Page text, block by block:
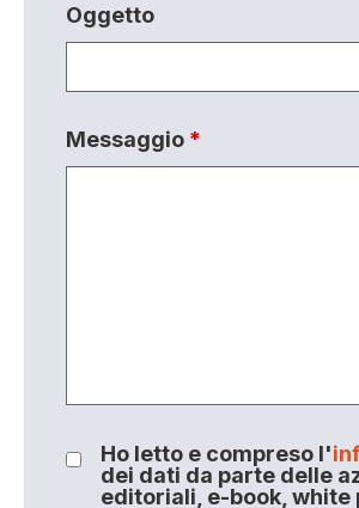
Oggetto
Messaggio *
Ho letto e compreso l'
dei dati da parte delle
editoriali, e-book, white